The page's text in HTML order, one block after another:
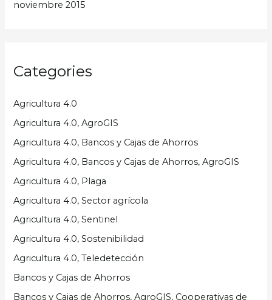
noviembre 2015
Categories
Agricultura 4.0
Agricultura 4.0, AgroGIS
Agricultura 4.0, Bancos y Cajas de Ahorros
Agricultura 4.0, Bancos y Cajas de Ahorros, AgroGIS
Agricultura 4.0, Plaga
Agricultura 4.0, Sector agrícola
Agricultura 4.0, Sentinel
Agricultura 4.0, Sostenibilidad
Agricultura 4.0, Teledetección
Bancos y Cajas de Ahorros
Bancos y Cajas de Ahorros, AgroGIS, Cooperativas de